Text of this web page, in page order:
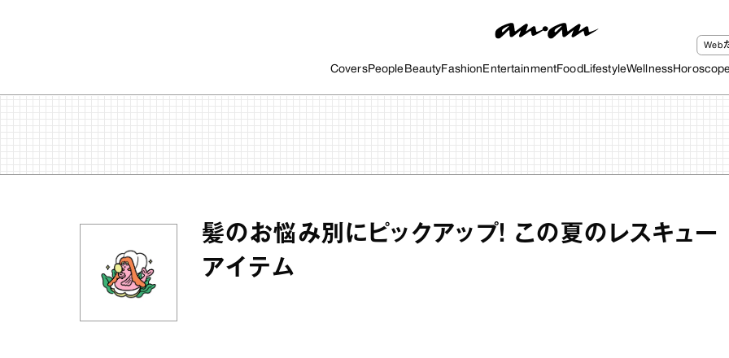
CoversPeople BeautyFashion EntertainmentFood LifestyleWellness
Web
髪のお悩み別にピックアップ！ この夏のレスキュー
アイテム